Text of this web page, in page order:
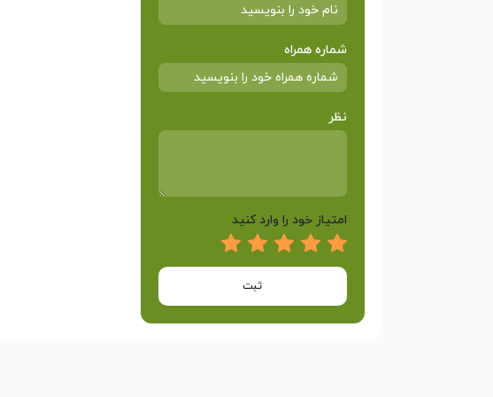
شماره همراه
نظر
امتیاز خود را وارد کنید
ثبت